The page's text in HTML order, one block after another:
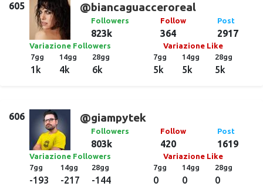
605 @biancaguacceroreal
Followers
823k
Follow
364
Post
2917
Variazione Followers
7gg
1k
14gg
4k
28gg
6k
Variazione Like
7gg
5k
14gg
5k
28gg
5k
606 @giampytek
Followers
803k
Follow
420
Post
1619
Variazione Followers
7gg
-193
14gg
-217
28gg
-144
Variazione Like
7gg
0
14gg
0
28gg
0